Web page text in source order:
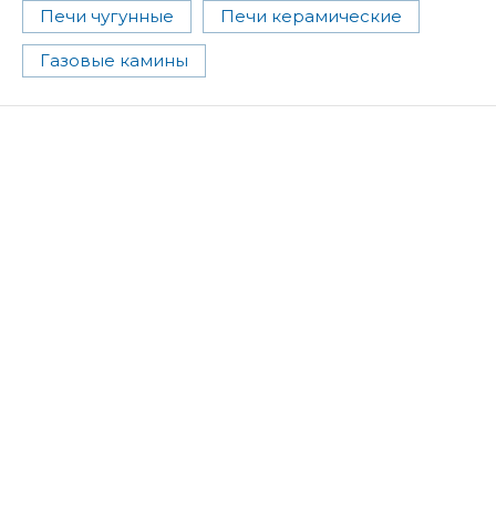
Печи чугунные Печи керамические
Газовые камины